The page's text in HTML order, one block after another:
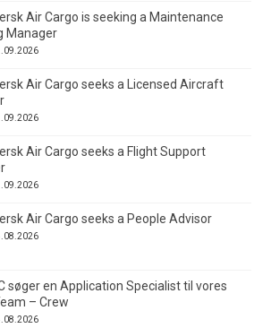
Air Cargo is seeking a Maintenance
Manager
Air Cargo seeks a Licensed Aircraft
Air Cargo seeks a Flight Support
Air Cargo seeks a People Advisor
søger en Application Specialist til vores
– Crew